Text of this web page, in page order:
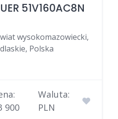
51V160AC8N
wysokomazowiecki,
Polska
900
Waluta:
PLN